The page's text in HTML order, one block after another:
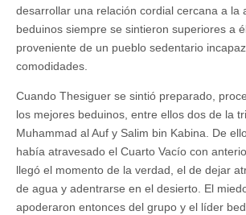
desarrollar una relación cordial cercana a la
beduinos siempre se sintieron superiores a
proveniente de un pueblo sedentario
comodidades.
Cuando Thesiguer se sintió preparado,
los mejores beduinos, entre ellos dos de la
Muhammad al Auf y Salim bin Kabina. De
había atravesado el Cuarto Vacío con
llegó el momento de la verdad, el de dejar
de agua y adentrarse en el desierto. El
apoderaron entonces del grupo y el líder